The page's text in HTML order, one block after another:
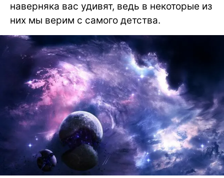
наверняка вас удивят, ведь в некоторые из
них мы верим с самого детства.